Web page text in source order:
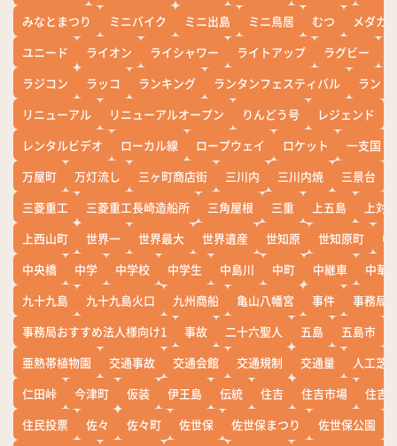
みなとまつり
ミニバイク ミニ出島 ミニ鳥居 むつ
メダカ
ユニード
ライオン ライシャワー ライトアップ ラグビー
ラジコン
ラッコ ランキング ランタンフェスティバル
ランド
リニューアル
リニューアルオープン りんどう号 レジェンド
レンタルビデオ
ローカル線 ロープウェイ ロケット
一支国
万屋町
万灯流し 三ヶ町商店街 三川内 三川内焼 三景台
三菱重工
三菱重工長崎造船所 三角屋根 三重 上五島
上対
上西山町
世界一 世界最大 世界遺産 世知原 世知原町
中
中央橋
中学 中学校 中学生 中島川 中町 中継車
中華
九十九島
九十九島火口 九州商船 亀山八幡宮 事件
事務局
事務局おすすめ法人様向け1
事故 二十六聖人 五島 五島市
亜熱帯植物園
交通事故 交通会館 交通規制 交通量
人工芝
仁田峠
今津町 仮装 伊王島 伝統 住吉 住吉市場
住吉
住民投票
佐々 佐々町 佐世保 佐世保まつり 佐世保公園